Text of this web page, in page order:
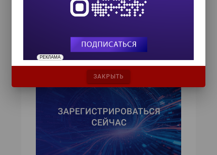
году ЦОД может потребоваться до
20% всей вырабатываемой в мире
выбросов,...
РЕКЛАМА
ЗАКРЫТЬ